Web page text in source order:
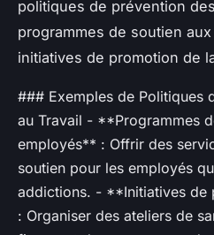
politiques de prévention
programmes de soutien
initiatives de promotion de
### Exemples de Politiques
au Travail - **Programmes
employés** : Offrir des
soutien pour les employés
addictions. - **Initiatives de
: Organiser des ateliers de